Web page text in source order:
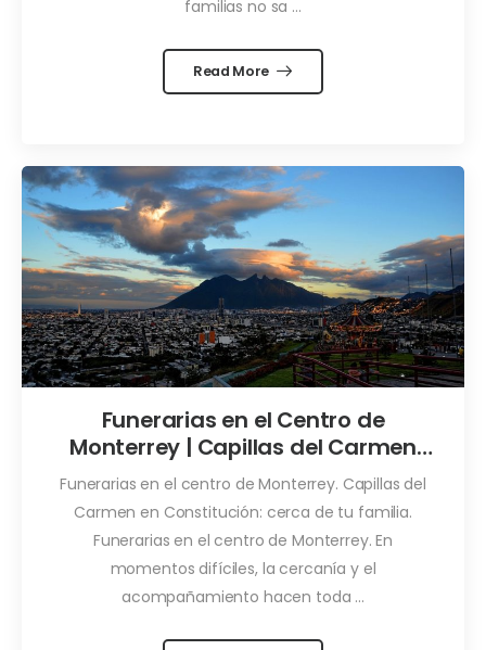
familias no sa ...
Read More
Funerarias en el Centro de
Monterrey | Capillas del Carmen
Constitución
Funerarias en el centro de Monterrey. Capillas del
Carmen en Constitución: cerca de tu familia.
Funerarias en el centro de Monterrey. En
momentos difíciles, la cercanía y el
acompañamiento hacen toda ...